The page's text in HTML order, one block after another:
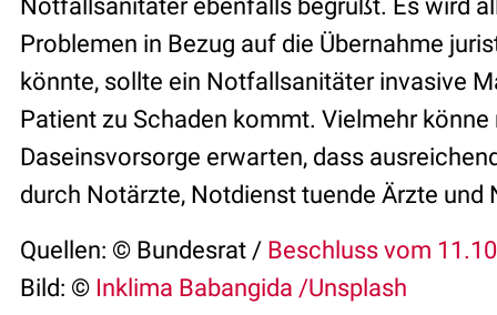
Notfallsanitäter ebenfalls begrüßt. Es wird
Problemen in Bezug auf die Übernahme
könnte, sollte ein Notfallsanitäter invasive
Patient zu Schaden kommt. Vielmehr
Daseinsvorsorge erwarten, dass
durch Notärzte, Notdienst tuende Ärzte
Quellen: © Bundesrat / Beschluss vom
Bild: © Inklima Babangida /Unsplash